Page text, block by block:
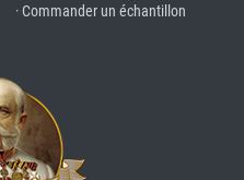
· Commander un échantillon